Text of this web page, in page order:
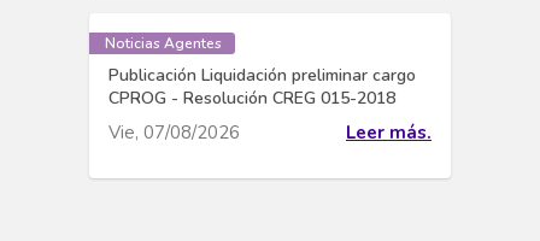
Noticias Agentes
Publicación Liquidación preliminar cargo
CPROG - Resolución CREG 015-2018
Vie, 07/08/2026 Leer más.